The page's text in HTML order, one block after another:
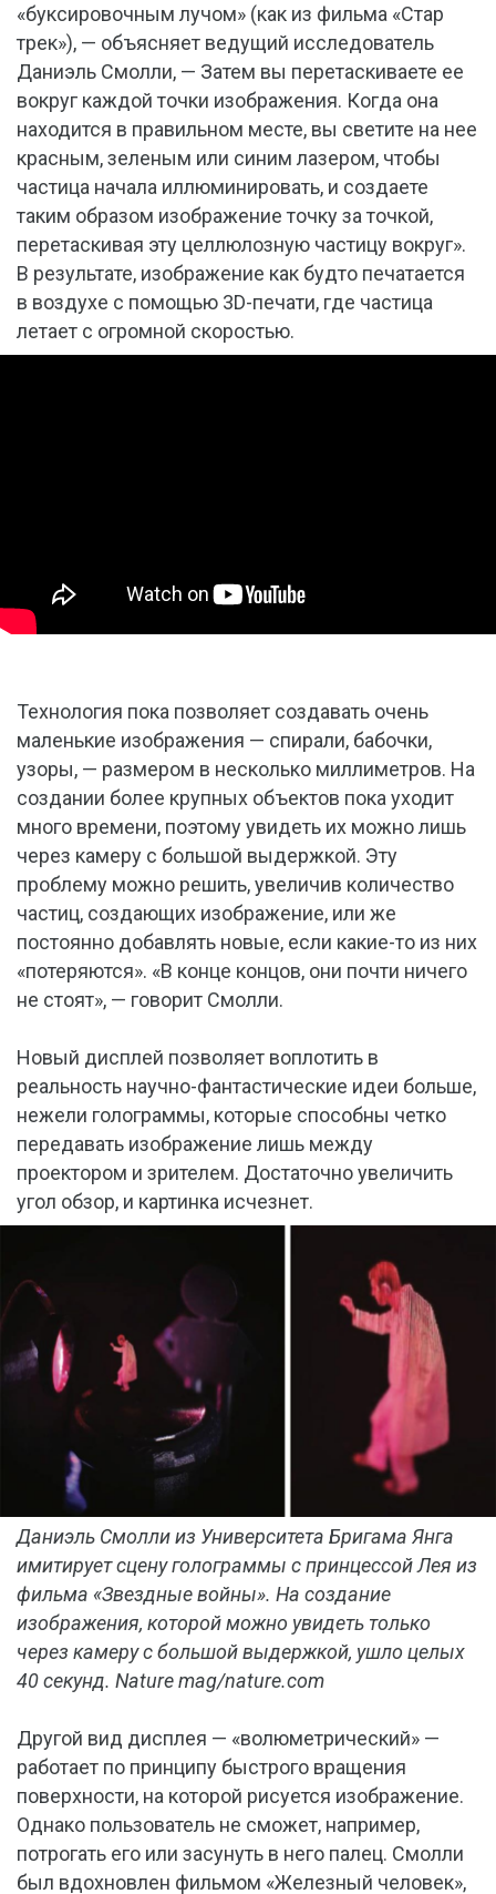
«буксировочным лучом» (как из фильма «Стар
трек»), — объясняет ведущий исследователь
Даниэль Смолли, — Затем вы перетаскиваете ее
вокруг каждой точки изображения. Когда она
находится в правильном месте, вы светите на нее
красным, зеленым или синим лазером, чтобы
частица начала иллюминировать, и создаете
таким образом изображение точку за точкой,
перетаскивая эту целлюлозную частицу вокруг».
В результате, изображение как будто печатается
в воздухе с помощью 3D-печати, где частица
летает с огромной скоростью.
Технология пока позволяет создавать очень
маленькие изображения — спирали, бабочки,
узоры, — размером в несколько миллиметров. На
создании более крупных объектов пока уходит
много времени, поэтому увидеть их можно лишь
через камеру с большой выдержкой. Эту
проблему можно решить, увеличив количество
частиц, создающих изображение, или же
постоянно добавлять новые, если какие-то из них
«потеряются». «В конце концов, они почти ничего
не стоят», — говорит Смолли.
Новый дисплей позволяет воплотить в
реальность научно-фантастические идеи больше,
нежели голограммы, которые способны четко
передавать изображение лишь между
проектором и зрителем. Достаточно увеличить
угол обзор, и картинка исчезнет.
Даниэль Смолли из Университета Бригама Янга
имитирует сцену голограммы с принцессой Лея из
фильма «Звездные войны». На создание
изображения, которой можно увидеть только
через камеру с большой выдержкой, ушло целых
40 секунд. Nature mag/nature.com
Другой вид дисплея — «волюметрический» —
работает по принципу быстрого вращения
поверхности, на которой рисуется изображение.
Однако пользователь не сможет, например,
потрогать его или засунуть в него палец. Смолли
был вдохновлен фильмом «Железный человек»,